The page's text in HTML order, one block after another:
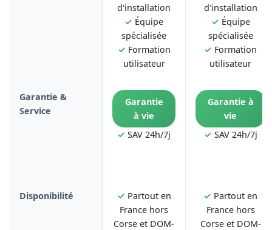
d'installation
✓ Équipe
spécialisée
✓ Formation
utilisateur
d'installation
✓ Équipe
spécialisée
✓ Formation
utilisateur
Garantie &
Service
Garantie
à vie
✓ SAV 24h/7j
Garantie à
vie
✓ SAV 24h/7j
Disponibilité ✓ Partout en
France hors
Corse et DOM-
✓ Partout en
France hors
Corse et DOM-